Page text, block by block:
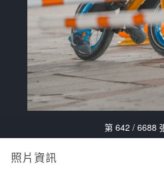
第 642 / 6688
照片資訊